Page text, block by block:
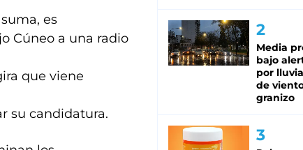
es
Cúneo a una radio
que viene
su candidatura.
Media
bajo
por
de
granizo